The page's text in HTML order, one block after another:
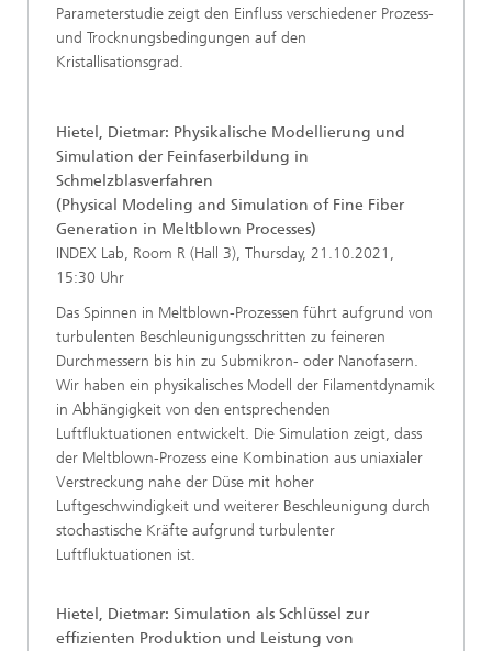
Parameterstudie zeigt den Einfluss verschiedener Prozess-
und Trocknungsbedingungen auf den
Kristallisationsgrad.
Hietel, Dietmar: Physikalische Modellierung und
Simulation der Feinfaserbildung in
Schmelzblasverfahren
(Physical Modeling and Simulation of Fine Fiber
Generation in Meltblown Processes)
INDEX Lab, Room R (Hall 3), Thursday, 21.10.2021,
15:30 Uhr
Das Spinnen in Meltblown-Prozessen führt aufgrund von
turbulenten Beschleunigungsschritten zu feineren
Durchmessern bis hin zu Submikron- oder Nanofasern.
Wir haben ein physikalisches Modell der Filamentdynamik
in Abhängigkeit von den entsprechenden
Luftfluktuationen entwickelt. Die Simulation zeigt, dass
der Meltblown-Prozess eine Kombination aus uniaxialer
Verstreckung nahe der Düse mit hoher
Luftgeschwindigkeit und weiterer Beschleunigung durch
stochastische Kräfte aufgrund turbulenter
Luftfluktuationen ist.
Hietel, Dietmar: Simulation als Schlüssel zur
effizienten Produktion und Leistung von